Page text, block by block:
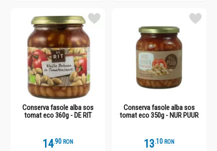
Conserva fasole alba sos
tomat eco 360g - DE RIT
14.9 RON
Conserva fasole alba sos
tomat eco 350g - NUR PUUR
13.1 RON